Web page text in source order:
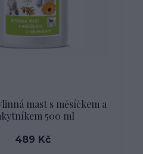
mast s měsíčkem a
500 ml
489 Kč